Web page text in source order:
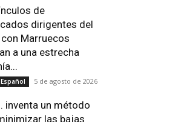
de
dirigentes del
con Marruecos
a una estrecha
5 de agosto de 2026
inventa un método
las bajas